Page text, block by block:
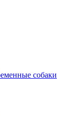
собаки